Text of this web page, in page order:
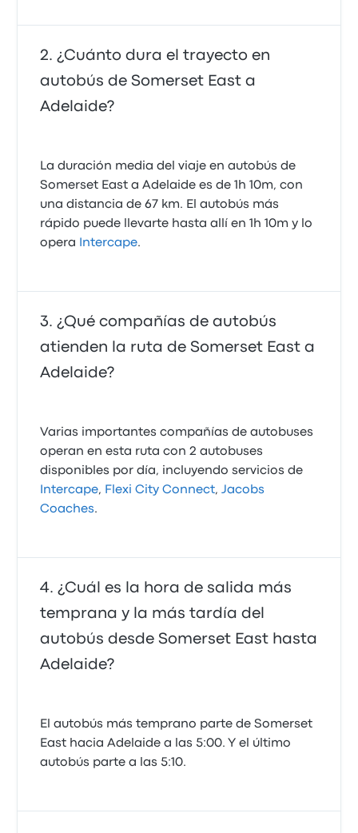
¿Cuánto dura el trayecto en
autobús de Somerset East a
Adelaide?
La duración media del viaje en autobús de
Somerset East a Adelaide es de 1h 10m, con
una distancia de 67 km. El autobús más
rápido puede llevarte hasta allí en 1h 10m y lo
opera
Intercape.
¿Qué compañías de autobús
atienden la ruta de Somerset East a
Adelaide?
Varias importantes compañías de autobuses
operan en esta ruta con 2 autobuses
disponibles por día, incluyendo servicios de
Intercape, Flexi City Connect,Jacobs
Coaches.
¿Cuál es la hora de salida más
temprana y la más tardía del
autobús desde Somerset East hasta
Adelaide?
El autobús más temprano parte de Somerset
East hacia Adelaide a las 5:00. Y el último
autobús parte a las 5:10.